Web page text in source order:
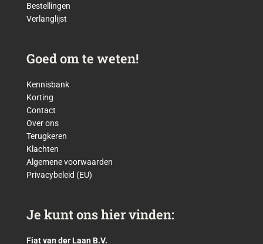
Bestellingen
Verlanglijst
Goed om te weten!
Kennisbank
Korting
Contact
Over ons
Terugkeren
Klachten
Algemene voorwaarden
Privacybeleid (EU)
Je kunt ons hier vinden:
Fiat van der Laan B.V.